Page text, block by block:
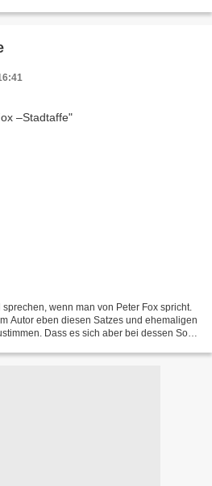
wenn man von Peter Fox spricht.
Autor eben diesen Satzes und ehemaligen
Dass es sich aber bei dessen Solo-